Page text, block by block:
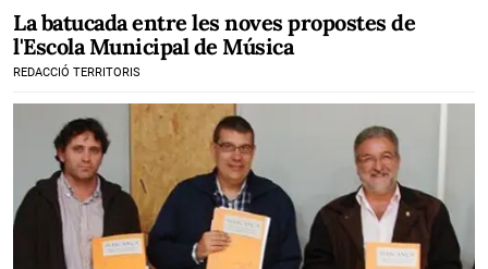
La batucada entre les noves propostes de
l'Escola Municipal de Música
REDACCIÓ TERRITORIS